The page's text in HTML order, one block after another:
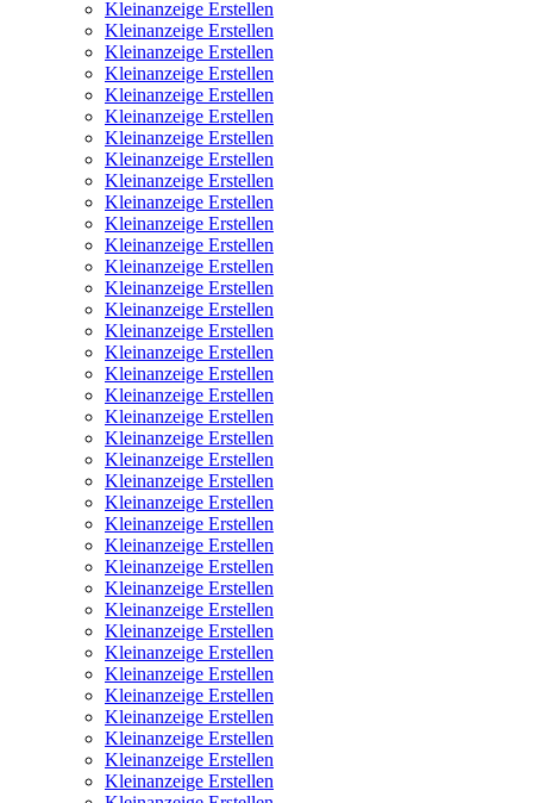
Kleinanzeige Erstellen
Kleinanzeige Erstellen
Kleinanzeige Erstellen
Kleinanzeige Erstellen
Kleinanzeige Erstellen
Kleinanzeige Erstellen
Kleinanzeige Erstellen
Kleinanzeige Erstellen
Kleinanzeige Erstellen
Kleinanzeige Erstellen
Kleinanzeige Erstellen
Kleinanzeige Erstellen
Kleinanzeige Erstellen
Kleinanzeige Erstellen
Kleinanzeige Erstellen
Kleinanzeige Erstellen
Kleinanzeige Erstellen
Kleinanzeige Erstellen
Kleinanzeige Erstellen
Kleinanzeige Erstellen
Kleinanzeige Erstellen
Kleinanzeige Erstellen
Kleinanzeige Erstellen
Kleinanzeige Erstellen
Kleinanzeige Erstellen
Kleinanzeige Erstellen
Kleinanzeige Erstellen
Kleinanzeige Erstellen
Kleinanzeige Erstellen
Kleinanzeige Erstellen
Kleinanzeige Erstellen
Kleinanzeige Erstellen
Kleinanzeige Erstellen
Kleinanzeige Erstellen
Kleinanzeige Erstellen
Kleinanzeige Erstellen
Kleinanzeige Erstellen